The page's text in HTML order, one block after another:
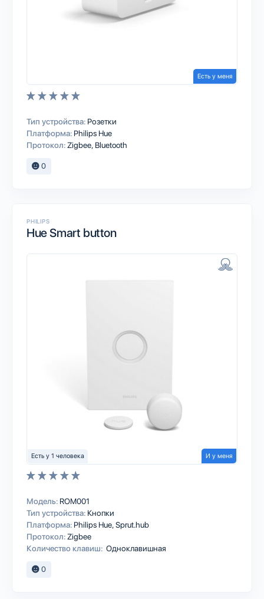
Есть у меня
Тип устройства: Розетки
Платформа: Philips Hue
Протокол: Zigbee Bluetooth
0
PHILIPS
Hue Smart button
Есть у 1 человека И у меня
Модель: ROM001
Тип устройства: Кнопки
Платформа: Philips HueSprut.hub
Протокол: Zigbee
Количество клавиш: Одноклавишная
0